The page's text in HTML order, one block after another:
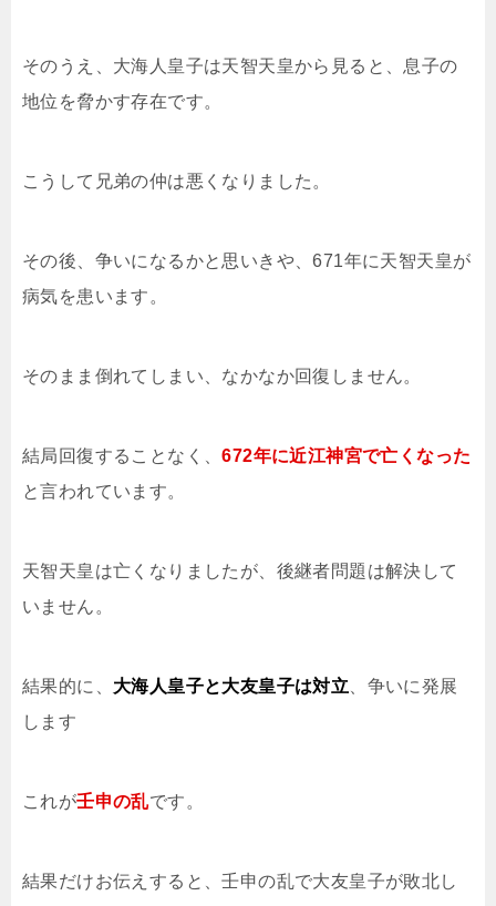
そのうえ、大海人皇子は天智天皇から見ると、息子の
地位を脅かす存在です。
こうして兄弟の仲は悪くなりました。
その後、争いになるかと思いきや、671年に天智天皇が
病気を患います。
そのまま倒れてしまい、なかなか回復しません。
結局回復することなく、672年に近江神宮で亡くなった
と言われています。
天智天皇は亡くなりましたが、後継者問題は解決して
いません。
結果的に、 大海人皇子と大友皇子は対立、争いに発展
します
これが壬申の乱です。
結果だけお伝えすると、壬申の乱で大友皇子が敗北し